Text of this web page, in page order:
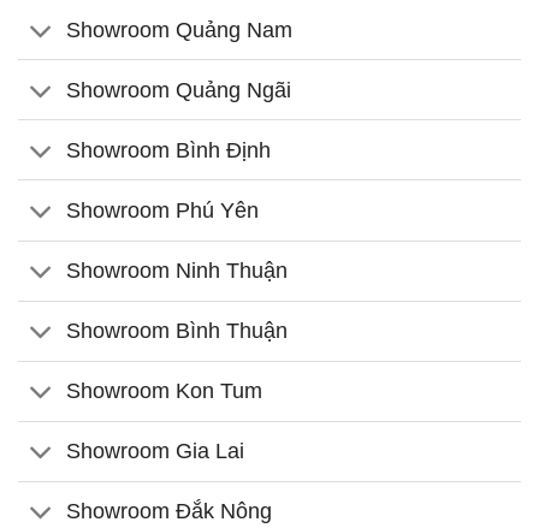
Showroom Quảng Nam
Showroom Quảng Ngãi
Showroom Bình Định
Showroom Phú Yên
Showroom Ninh Thuận
Showroom Bình Thuận
Showroom Kon Tum
Showroom Gia Lai
Showroom Đắk Nông